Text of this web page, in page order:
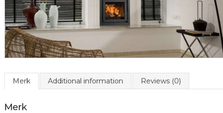
Merk Additional information Reviews (0)
Merk